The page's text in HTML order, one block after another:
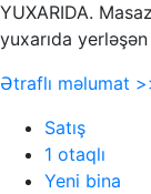
YUXARIDA.
yuxarıda
Ətraflı məlumat
Satış
1 otaqlı
Yeni bina